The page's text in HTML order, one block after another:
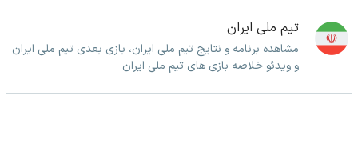
تیم ملی ایران
مشاهده برنامه و نتایج تیم ملی ایران، بازی بعدی تیم ملی ایران
و ویدئو خلاصه بازی های تیم ملی ایران